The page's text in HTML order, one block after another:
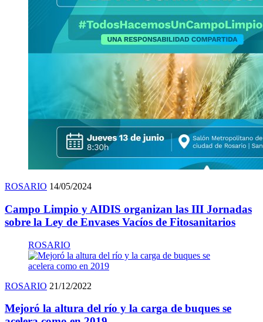
ROSARIO 14/05/2024
Campo Limpio y AIDIS organizan las III Jornadas
sobre la Ley de Envases Vacíos de Fitosanitarios
ROSARIO
ROSARIO 21/12/2022
Mejoró la altura del río y la carga de buques se